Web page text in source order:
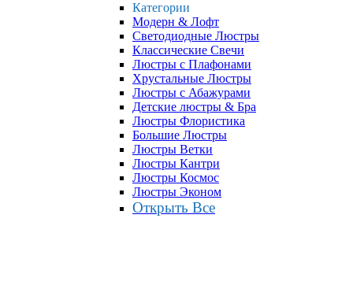
Категории
Модерн & Лофт
Светодиодные Люстры
Классические Свечи
Люстры с Плафонами
Хрустальные Люстры
Люстры с Абажурами
Детские люстры & Бра
Люстры Флористика
Большие Люстры
Люстры Ветки
Люстры Кантри
Люстры Космос
Люстры Эконом
Открыть Все